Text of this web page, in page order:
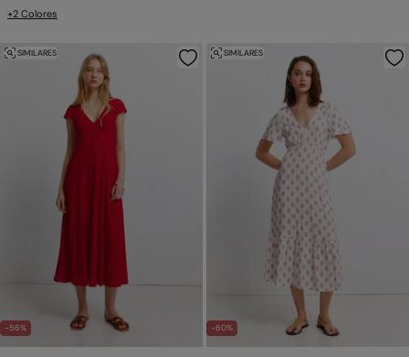
+2 Colores
-56%
SIMILARES
-60%
SIMILARES